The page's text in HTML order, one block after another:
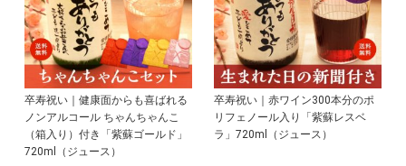
卒寿祝い｜健康面からも喜ばれる
ノンアルコール ちゃんちゃんこ
（箱入り）付き「紫蘇ゴールド」
720ml（ジュース）
卒寿祝い｜赤ワイン300本分のポ
リフェノール入り「紫蘇レスベ
ラ」720ml（ジュース）